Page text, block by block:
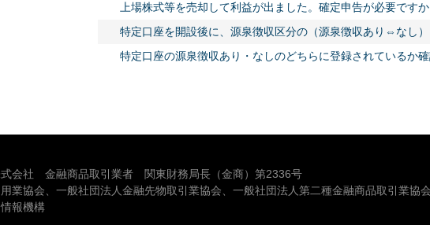
上場株式等を売却して利益が出ました。確定申告が必要ですか
特定口座を開設後に、源泉徴収区分の（源泉徴収あり⇔なし
特定口座の源泉徴収あり・なしのどちらに登録されているか
式会社 金融商品取引業者 関東財務局長（金商）第2336号
業協会、一般社団法人金融先物取引業協会、一般社団法人第二種金融商品取引業協
報機構